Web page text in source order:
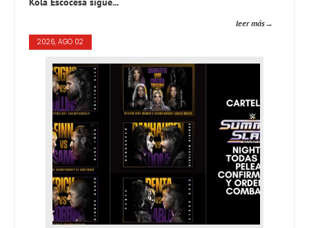
leer más
2026, AGO 02